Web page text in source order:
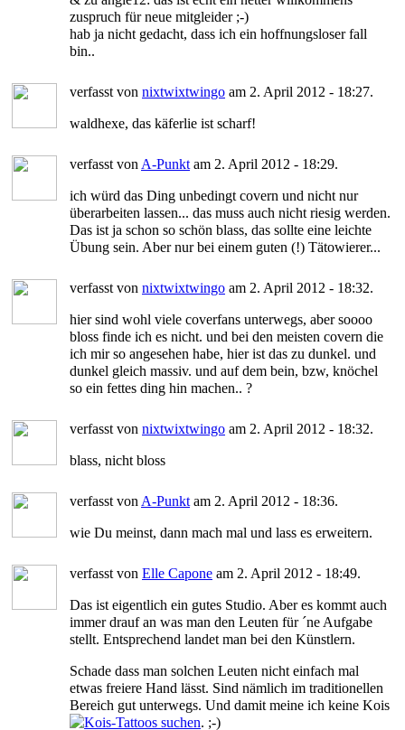
zuspruch für neue mitgleider ;-)
hab ja nicht gedacht, dass ich ein hoffnungsloser fall
bin..
verfasst von nixtwixtwingo am 2. April 2012 - 18:27.
waldhexe, das käferlie ist scharf!
verfasst von A-Punkt am 2. April 2012 - 18:29.
ich würd das Ding unbedingt covern und nicht nur
überarbeiten lassen... das muss auch nicht riesig werden.
Das ist ja schon so schön blass, das sollte eine leichte
Übung sein. Aber nur bei einem guten (!) Tätowierer...
verfasst von nixtwixtwingo am 2. April 2012 - 18:32.
hier sind wohl viele coverfans unterwegs, aber soooo
bloss finde ich es nicht. und bei den meisten covern die
ich mir so angesehen habe, hier ist das zu dunkel. und
dunkel gleich massiv. und auf dem bein, bzw, knöchel
so ein fettes ding hin machen.. ?
verfasst von nixtwixtwingo am 2. April 2012 - 18:32.
blass, nicht bloss
verfasst von A-Punkt am 2. April 2012 - 18:36.
wie Du meinst, dann mach mal und lass es erweitern.
verfasst von Elle Capone am 2. April 2012 - 18:49.
Das ist eigentlich ein gutes Studio. Aber es kommt auch
immer drauf an was man den Leuten für ´ne Aufgabe
stellt. Entsprechend landet man bei den Künstlern.
Schade dass man solchen Leuten nicht einfach mal
etwas freiere Hand lässt. Sind nämlich im traditionellen
Bereich gut unterwegs. Und damit meine ich keine Kois
. ;-)